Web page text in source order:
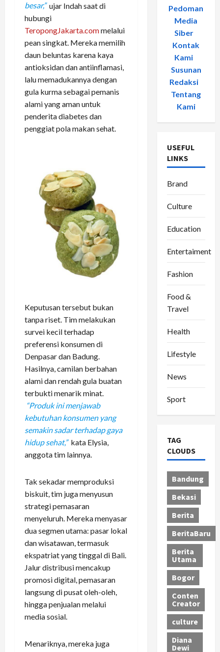
besar,” ujar Indah saat di
hubungi
TeropongJakarta.commelalui
pean singkat. Mereka memilih
daun beluntas karena kaya
antioksidan dan antiinflamasi,
lalu memadukannya dengan
gula kurma sebagai pemanis
alami yang aman untuk
penderita diabetes dan
penggiat pola makan sehat.
Keputusan tersebut bukan
tanpa riset. Tim melakukan
survei kecil terhadap
preferensi konsumen di
Denpasar dan Badung.
Hasilnya, camilan berbahan
alami dan rendah gula buatan
terbukti menarik minat.
“Produk ini menjawab
kebutuhan konsumen yang
semakin sadar terhadap gaya
hidup sehat,” kata Elysia,
anggota tim lainnya.
Tak sekadar memproduksi
biskuit, tim juga menyusun
strategi pemasaran
menyeluruh. Mereka menyasar
dua segmen utama: pasar lokal
dan wisatawan, termasuk
ekspatriat yang tinggal di Bali.
Jalur distribusi mencakup
promosi digital, pemasaran
langsung di pusat oleh-oleh,
hingga penjualan melalui
media sosial.
Menariknya, mereka juga
Pedoman
Media
Siber-
Kontak
Kami
Susunan
Redaksi-
Tentang
Kami
USEFUL
LINKS
Brand
Culture
Education
Entertaiment
Fashion
Food &
Travel
Health
Lifestyle
News
Sport
TAG
CLOUDS
Bandung
Bekasi
Berita
BeritaBaru
Berita
Utama
Bogor
Conten
Creator
culture
Diana
Dewi